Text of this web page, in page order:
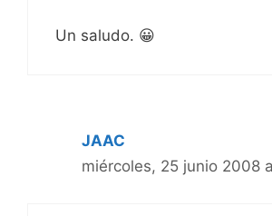
Un saludo. 😀
JAAC
miércoles, 25 junio 2008